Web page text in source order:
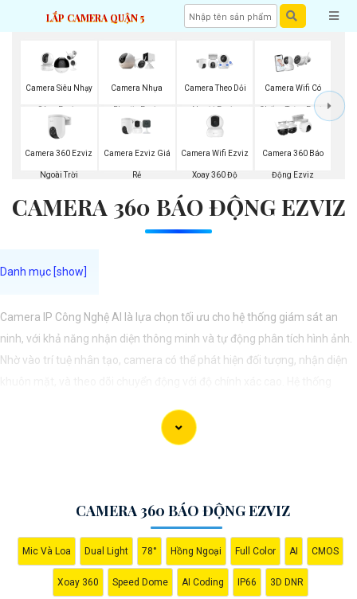
LẮP CAMERA QUẬN 5
Camera Siêu Nhạy
Sáng Ezviz
Camera Nhựa
Plastic Ezviz
Camera Theo Dỏi
Người Ezviz
Camera Wifi Có
Chống Trộm Ezviz
Camera 360 Ezviz
Ngoài Trời
Camera Ezviz Giá
Rẻ
Camera Wifi Ezviz
Xoay 360 Độ
Camera 360 Báo
Động Ezviz
CAMERA 360 BÁO ĐỘNG EZVIZ
Camera IP Công Nghệ AI là lựa chọn tối ưu cho hệ thống giám sát an
ninh, với khả năng nhận diện thông minh và tự động phân tích hình ảnh.
Nhờ vào trí tuệ nhân tạo, camera có thể phát hiện đối tượng, nhận diện
cường hiệu quả bảo vệ an ninh, đáp ứng yêu cầu khắt khe của các môi
trường giám sát chuyên nghiệp. Tính năng kết nối linh hoạt và dễ dàng
CAMERA 360 BÁO ĐỘNG EZVIZ
Mic Và Loa Dual Light 78° Hồng Ngoại Full Color AI CMOS
Xoay 360 Speed Dome AI Coding IP66 3D DNR